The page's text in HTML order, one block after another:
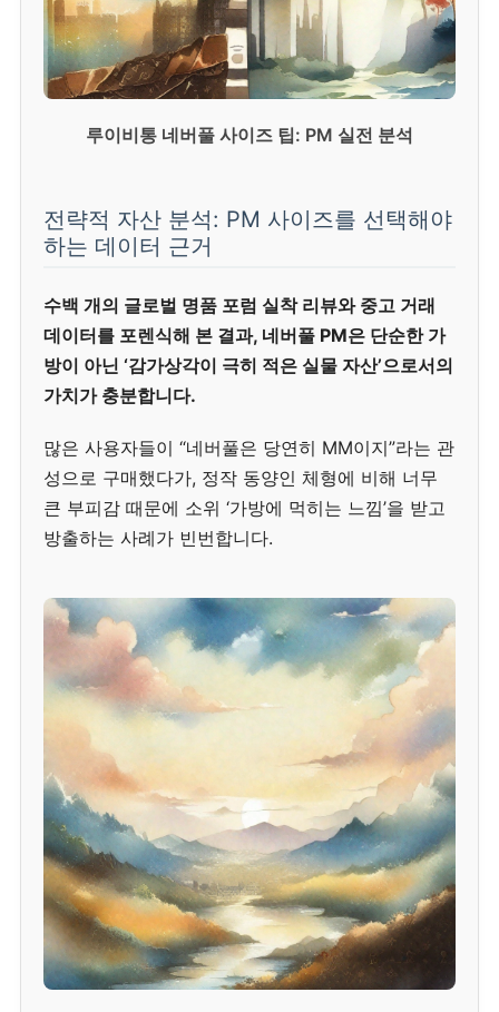
루이비통 네버풀 사이즈 팁: PM 실전 분석
전략적 자산 분석: PM 사이즈를 선택해야
하는 데이터 근거
수백 개의 글로벌 명품 포럼 실착 리뷰와 중고 거래
데이터를 포렌식해 본 결과, 네버풀 PM은 단순한 가
방이 아닌 ‘감가상각이 극히 적은 실물 자산’으로서의
가치가 충분합니다.
많은 사용자들이 “네버풀은 당연히 MM이지”라는 관
성으로 구매했다가, 정작 동양인 체형에 비해 너무
큰 부피감 때문에 소위 ‘가방에 먹히는 느낌’을 받고
방출하는 사례가 빈번합니다.